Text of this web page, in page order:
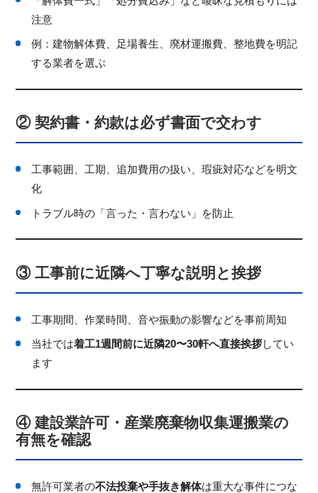
注意
例：建物解体費、足場養生、廃材運搬費、整地費を明記
する業者を選ぶ
② 契約書・約款は必ず書面で交わす
工事範囲、工期、追加費用の扱い、瑕疵対応などを明文
化
トラブル時の「言った・言わない」を防止
③ 工事前に近隣へ丁寧な説明と挨拶
工事期間、作業時間、音や振動の影響などを事前周知
当社では着工1週間前に近隣20〜30軒へ直接挨拶してい
ます
④ 建設業許可・産業廃棄物収集運搬業の
有無を確認
無許可業者の不法投棄や手抜き解体は重大な事件につな